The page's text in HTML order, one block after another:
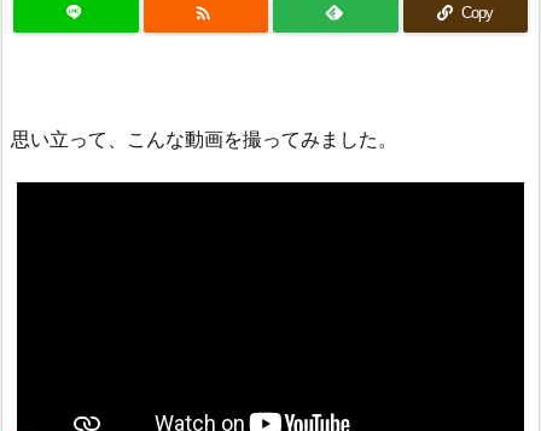
 Copy
思い立って、こんな動画を撮ってみました。